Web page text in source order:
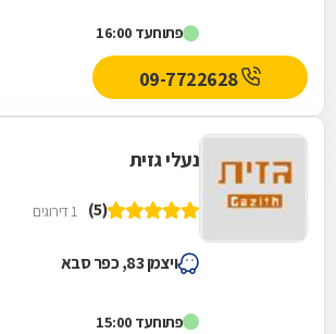
באדיקות,...
פתוחעד 16:00
09-7722628
נעלי גזית
(5) 1 דירוגים
ויצמן 83, כפר סבא
פתוחעד 15:00